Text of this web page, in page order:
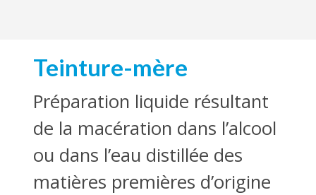
Teinture-mère
Préparation liquide résultant
de la macération dans l’alcool
ou dans l’eau distillée des
matières premières d’origine